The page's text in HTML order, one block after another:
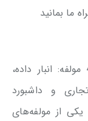
ما بمانید
یک سیستم هوش تجاری معمولا دارای 4 مولفه: انبار داده،
و داشبورد
یکی از مولفه‌های